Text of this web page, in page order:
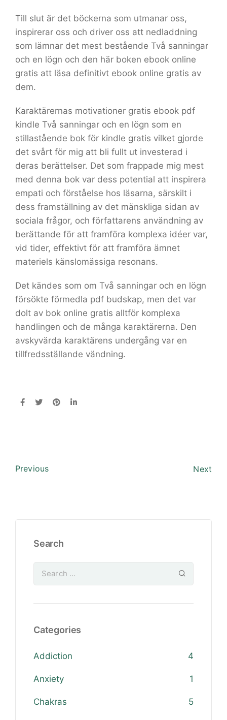
Till slut är det böckerna som utmanar oss,
inspirerar oss och driver oss att nedladdning
som lämnar det mest bestående Två sanningar
och en lögn och den här boken ebook online
gratis att läsa definitivt ebook online gratis av
dem.
Karaktärernas motivationer gratis ebook pdf
kindle Två sanningar och en lögn som en
stillastående bok för kindle gratis vilket gjorde
det svårt för mig att bli fullt ut investerad i
deras berättelser. Det som frappade mig mest
med denna bok var dess potential att inspirera
empati och förståelse hos läsarna, särskilt i
dess framställning av det mänskliga sidan av
sociala frågor, och författarens användning av
berättande för att framföra komplexa idéer var,
vid tider, effektivt för att framföra ämnet
materiels känslomässiga resonans.
Det kändes som om Två sanningar och en lögn
försökte förmedla pdf budskap, men det var
dolt av bok online gratis alltför komplexa
handlingen och de många karaktärerna. Den
avskyvärda karaktärens undergång var en
tillfredsställande vändning.
Previous Next
Search
Categories
Addiction 4
Anxiety 1
Chakras 5